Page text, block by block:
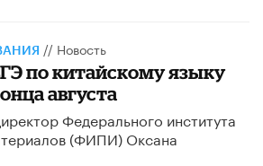
// Новость
по китайскому языку
августа
Федерального института
(ФИПИ) Оксана